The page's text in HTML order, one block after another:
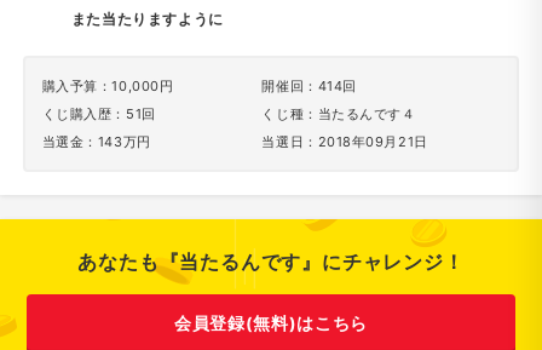
また当たりますように
購入予算：10,000円
くじ購入歴：51回
当選金：143万円
開催回：414回
くじ種：当たるんです４
当選日：2018年09月21日
あなたも『当たるんです』にチャレンジ！
会員登録(無料)はこちら